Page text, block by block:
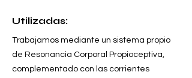
Utilizadas:
Trabajamos mediante un sistema propio
de Resonancia Corporal Propioceptiva,
complementado con las corrientes